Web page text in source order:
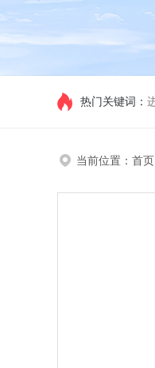
热门关键词：
当前位置： 首页